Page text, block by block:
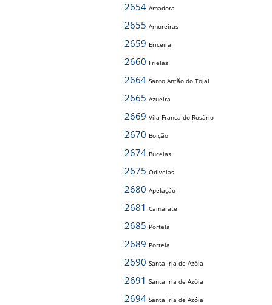
2654 Amadora
2655 Amoreiras
2659 Ericeira
2660 Frielas
2664 Santo Antão do Tojal
2665 Azueira
2669 Vila Franca do Rosário
2670 Boição
2674 Bucelas
2675 Odivelas
2680 Apelação
2681 Camarate
2685 Portela
2689 Portela
2690 Santa Iria de Azóia
2691 Santa Iria de Azóia
2694 Santa Iria de Azóia